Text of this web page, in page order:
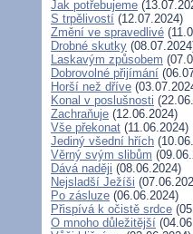
Jak potřebujeme
S trpělivostí (12.07.2024)
Změní ve spravedlivé
Drobné skutky
Laskavým způsobem
Dobrovolné přijímání
Horší než dříve
Konal v poslušnosti
Zachraňuje (12.06.2024)
Vše překonat (11.06.2024)
Jediný všední hřích
Věrný svým slibům
Dává naději (08.06.2024)
Nejsladší Ježíši
Po zásluze (06.06.2024)
Přispívá k očistě srdce
O mnoho důležitější